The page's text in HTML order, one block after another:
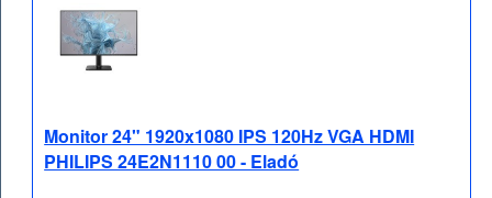
Monitor 24" 1920x1080 IPS 120Hz VGA HDMI
PHILIPS 24E2N1110 00 - Eladó